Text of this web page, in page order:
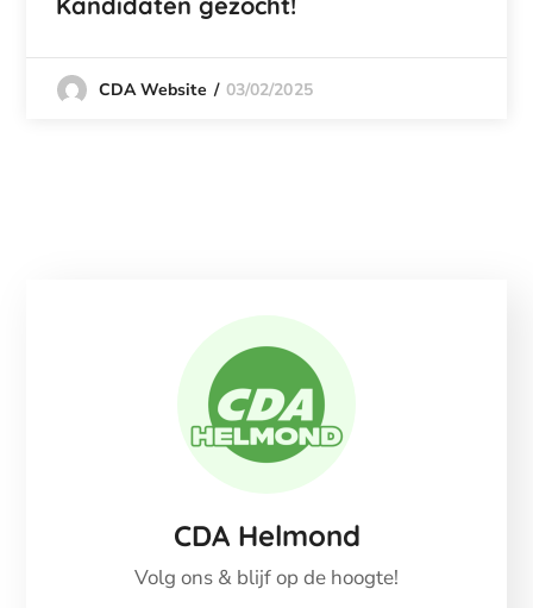
CDA Website 03/02/2025
CDA Helmond
Volg ons & blijf op de hoogte!